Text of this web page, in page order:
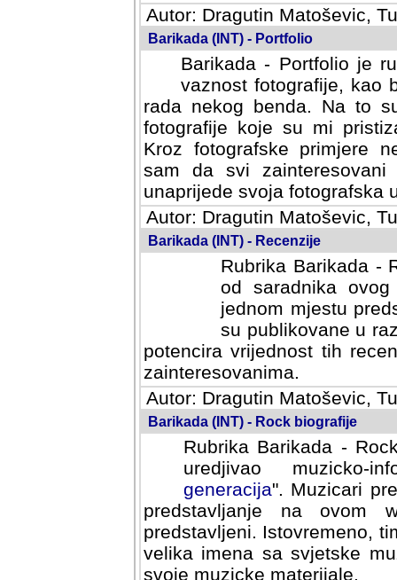
Autor: Dragutin Matoševic,
Barikada (INT) - Portfolio
Barikada - Portfolio je
vaznost fotografije, kao
rada nekog benda. Na to
fotografije koje su mi
fotografske primjere
svi zainteresovani
svoja fotografska umijeca.
Autor: Dragutin Matoševic,
Barikada (INT) - Recenzije
Rubrika Barikada -
od saradnika
jednom mjestu
su publikovane u
potencira vrijednost tih
zainteresovanima.
Autor: Dragutin Matoševic,
Barikada (INT) - Rock biografije
Rubrika Barikada -
uredjivao muzicko-
Muzicari predstavljeni u
na ovom web portalu
Istovremeno, tim nacinom
sa svjetske muzicke scene
materijale.